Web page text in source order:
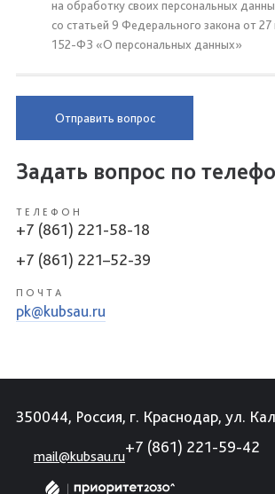
на обработку своих персональных
со статьей 9 Федерального закона от
152-ФЗ «О персональных данных»
Отправить вопрос
Задать вопрос по
ТЕЛЕФОН
+7 (861) 221-58-18
+7 (861) 221–52-39
ПОЧТА
pk@kubsau.ru
350044, Россия, г. Краснодар, ул.
mail@kubsau.ru
+7 (861) 221-59-42